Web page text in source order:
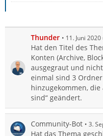
Thunder 11. Juni
Hat den Titel des
Konten (Archive,
ausgegraut und
einmal sind 3 Ordner
hinzugekommen,
sind“ geändert.
Community-Bot 3.
Hat das Thema